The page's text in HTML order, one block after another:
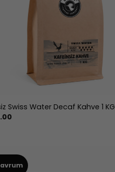
Swiss Water Decaf Kahve 1 KG